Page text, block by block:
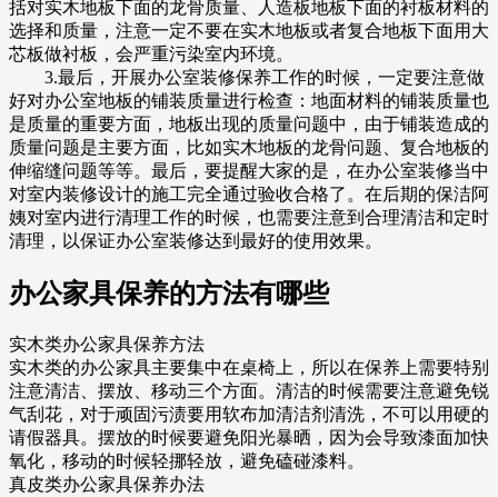
括对实木地板下面的龙骨质量、人造板地板下面的衬板材料的
选择和质量，注意一定不要在实木地板或者复合地板下面用大
芯板做衬板，会严重污染室内环境。
3.最后，开展办公室装修保养工作的时候，一定要注意做
好对办公室地板的铺装质量进行检查：地面材料的铺装质量也
是质量的重要方面，地板出现的质量问题中，由于铺装造成的
质量问题是主要方面，比如实木地板的龙骨问题、复合地板的
伸缩缝问题等等。最后，要提醒大家的是，在办公室装修当中
对室内装修设计的施工完全通过验收合格了。在后期的保洁阿
姨对室内进行清理工作的时候，也需要注意到合理清洁和定时
清理，以保证办公室装修达到最好的使用效果。
办公家具保养的方法有哪些
实木类办公家具保养方法
实木类的办公家具主要集中在桌椅上，所以在保养上需要特别
注意清洁、摆放、移动三个方面。清洁的时候需要注意避免锐
气刮花，对于顽固污渍要用软布加清洁剂清洗，不可以用硬的
请假器具。摆放的时候要避免阳光暴晒，因为会导致漆面加快
氧化，移动的时候轻挪轻放，避免磕碰漆料。
真皮类办公家具保养办法